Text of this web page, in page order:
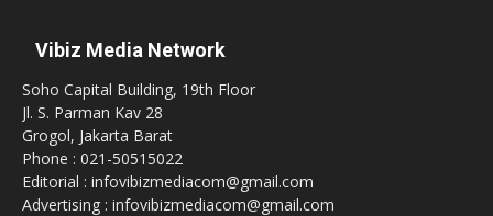
Vibiz Media Network
Soho Capital Building, 19th Floor
Jl. S. Parman Kav 28
Grogol, Jakarta Barat
Phone : 021-50515022
Editorial : infovibizmediacom@gmail.com
Advertising : infovibizmediacom@gmail.com